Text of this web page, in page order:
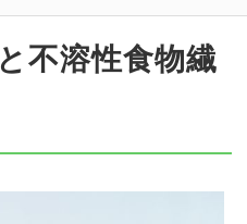
不溶性食物繊